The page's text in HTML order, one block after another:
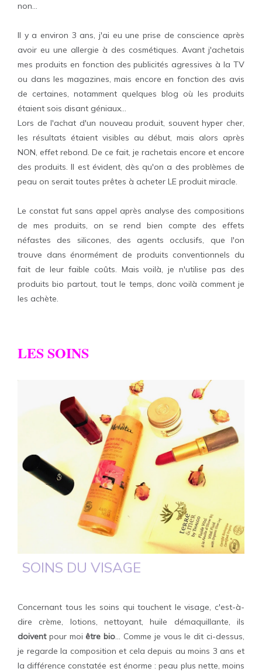
non…
Il y a environ 3 ans, j'ai eu une prise de conscience après
avoir eu une allergie à des cosmétiques. Avant j'achetais
mes produits en fonction des publicités agressives à la TV
ou dans les magazines, mais encore en fonction des avis
de certaines, notamment quelques blog où les produits
étaient sois disant géniaux...
Lors de l'achat d'un nouveau produit, souvent hyper cher,
les résultats étaient visibles au début, mais alors après
NON, effet rebond. De ce fait, je rachetais encore et encore
des produits. Il est évident, dès qu'on a des problèmes de
peau on serait toutes prêtes à acheter LE produit miracle.
Le constat fut sans appel après analyse des compositions
de mes produits, on se rend bien compte des effets
néfastes des silicones, des agents occlusifs, que l'on
trouve dans énormément de produits conventionnels du
fait de leur faible coûts. Mais voilà, je n'utilise pas des
produits bio partout, tout le temps, donc voilà comment je
les achète.
LES SOINS
SOINS DU VISAGE
Concernant tous les soins qui touchent le visage, c'est-à-
dire crème, lotions, nettoyant, huile démaquillante, ils
doiventpour moi être bio… Comme je vous le dit ci-dessus,
je regarde la composition et cela depuis au moins 3 ans et
la différence constatée est énorme : peau plus nette, moins